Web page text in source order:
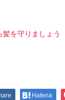
髪を守りましょう
Hatena